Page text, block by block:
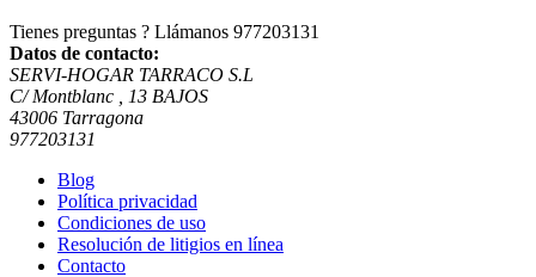
Tienes preguntas ? Llámanos 977203131
Datos de contacto:
SERVI-HOGAR TARRACO S.L
C/ Montblanc , 13 BAJOS
43006 Tarragona
977203131
Blog
Política privacidad
Condiciones de uso
Resolución de litigios en línea
Contacto